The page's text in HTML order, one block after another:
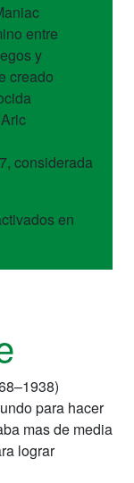
entre
y
creado
considerada
en
para hacer
mas de media
lograr